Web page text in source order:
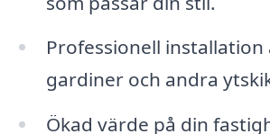
Professionell installation
gardiner och andra
Ökad värde på din